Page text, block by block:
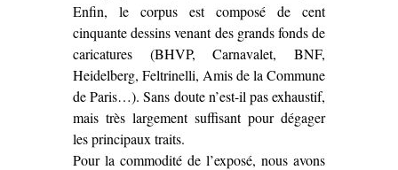
Enfin, le corpus est composé de cent
cinquante dessins venant des grands fonds de
caricatures (BHVP, Carnavalet, BNF,
Heidelberg, Feltrinelli, Amis de la Commune
de Paris…). Sans doute n’est-il pas exhaustif,
mais très largement suffisant pour dégager
les principaux traits.
Pour la commodité de l’exposé, nous avons